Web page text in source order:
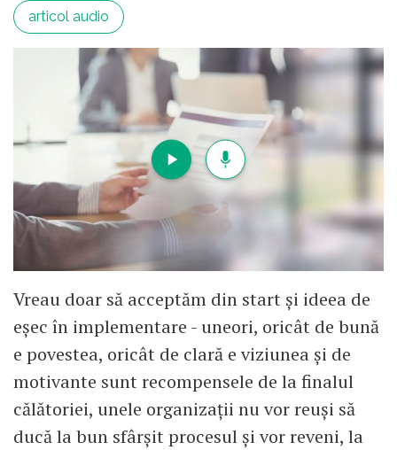
articol audio
Vreau doar să acceptăm din start și ideea de
eșec în implementare - uneori, oricât de bună
e povestea, oricât de clară e viziunea și de
motivante sunt recompensele de la finalul
călătoriei, unele organizații nu vor reuși să
ducă la bun sfârșit procesul și vor reveni, la